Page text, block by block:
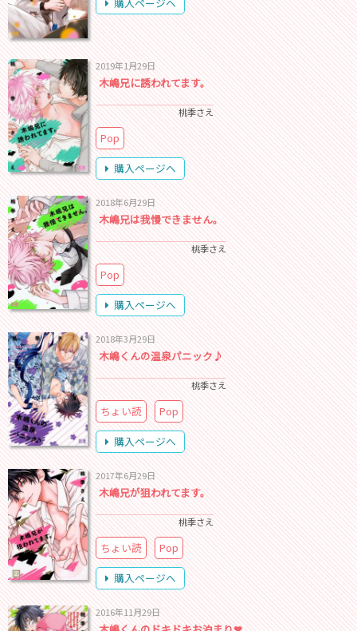
2019年1月29日
木嶋兄に誘われてます。
桃季さえ
Pop
購入ページへ
2018年6月29日
木嶋兄は我慢できません。
桃季さえ
Pop
購入ページへ
2018年3月29日
木嶋くんの温泉パニック♪
桃季さえ
ちょい読
Pop
購入ページへ
2017年6月29日
木嶋兄が狙われてます。
桃季さえ
ちょい読
Pop
購入ページへ
2016年11月29日